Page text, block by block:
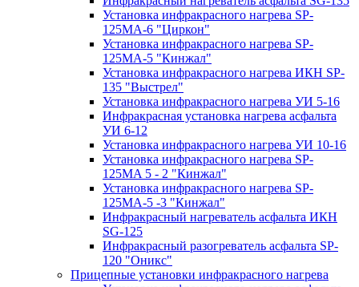
Установка инфракрасного нагрева SP-
125МA-6 "Циркон"
Установка инфракрасного нагрева SP-
125МA-5 "Кинжал"
Установка инфракрасного нагрева ИКН SP-
135 "Выстрел"
Установка инфракрасного нагрева УИ 5-16
Инфракрасная установка нагрева асфальта
УИ 6-12
Установка инфракрасного нагрева УИ 10-16
Установка инфракрасного нагрева SP-
125МA 5 - 2 "Кинжал"
Установка инфракрасного нагрева SP-
125МA-5 -3 "Кинжал"
Инфракрасный нагреватель асфальта ИКН
SG-125
Инфракрасный разогреватель асфальта SP-
120 "Оникс"
Прицепные установки инфракрасного нагрева